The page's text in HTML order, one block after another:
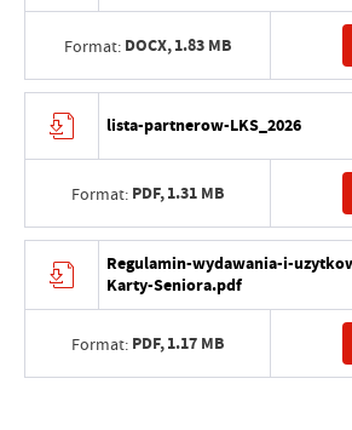
Format: DOCX,1.83 MB
lista-partnerow-LKS_2026
Format: PDF,1.31 MB
Regulamin-wydawania-i-
Karty-Seniora.pdf
Format: PDF,1.17 MB